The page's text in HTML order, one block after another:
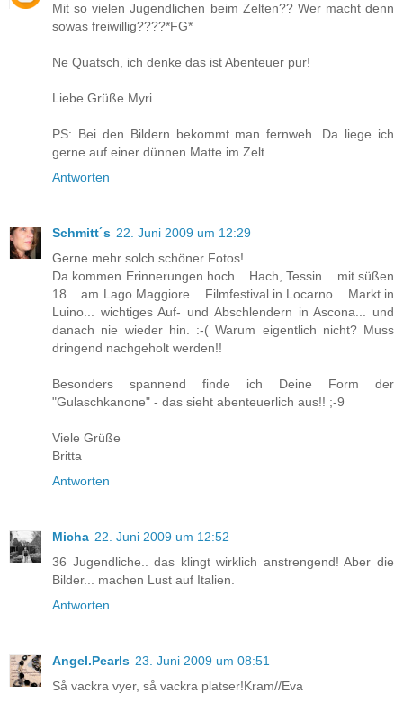
Mit so vielen Jugendlichen beim Zelten?? Wer macht denn
sowas freiwillig????*FG*
Ne Quatsch, ich denke das ist Abenteuer pur!
Liebe Grüße Myri
PS: Bei den Bildern bekommt man fernweh. Da liege ich
gerne auf einer dünnen Matte im Zelt....
Antworten
Schmitt´s 22. Juni 2009 um 12:29
Gerne mehr solch schöner Fotos!
Da kommen Erinnerungen hoch... Hach, Tessin... mit süßen
18... am Lago Maggiore... Filmfestival in Locarno... Markt in
Luino... wichtiges Auf- und Abschlendern in Ascona... und
danach nie wieder hin. :-( Warum eigentlich nicht? Muss
dringend nachgeholt werden!!
Besonders spannend finde ich Deine Form der
"Gulaschkanone" - das sieht abenteuerlich aus!! ;-9
Viele Grüße
Britta
Antworten
Micha 22. Juni 2009 um 12:52
36 Jugendliche.. das klingt wirklich anstrengend! Aber die
Bilder... machen Lust auf Italien.
Antworten
Angel.Pearls 23. Juni 2009 um 08:51
Så vackra vyer, så vackra platser!Kram//Eva